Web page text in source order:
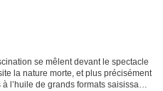
se mêlent devant le spectacle
la nature morte, et plus précisément
l’huile de grands formats saisissants